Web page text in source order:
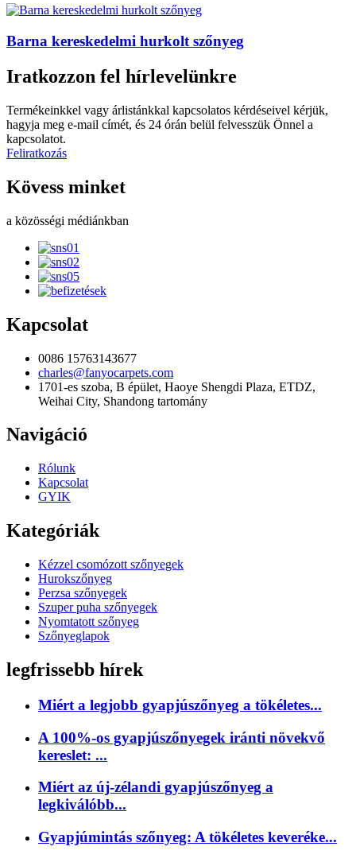
Barna kereskedelmi hurkolt szőnyeg
Iratkozzon fel hírlevelünkre
Termékeinkkel vagy árlistánkkal kapcsolatos kérdéseivel kérjük,
hagyja meg e-mail címét, és 24 órán belül felvesszük Önnel a
kapcsolatot.
Feliratkozás
Kövess minket
a közösségi médiánkban
Kapcsolat
0086 15763143677
charles@fanyocarpets.com
1701-es szoba, B épület, Haoye Shengdi Plaza, ETDZ,
Weihai City, Shandong tartomány
Navigáció
Rólunk
Kapcsolat
GYIK
Kategóriák
Kézzel csomózott szőnyegek
Hurokszőnyeg
Perzsa szőnyegek
Szuper puha szőnyegek
Nyomtatott szőnyeg
Szőnyeglapok
legfrissebb hírek
Miért a legjobb gyapjúszőnyeg a tökéletes...
A 100%-os gyapjúszőnyegek iránti növekvő
kereslet: ...
Miért az új-zélandi gyapjúszőnyeg a
legkiválóbb...
Gyapjúmintás szőnyeg: A tökéletes keveréke...